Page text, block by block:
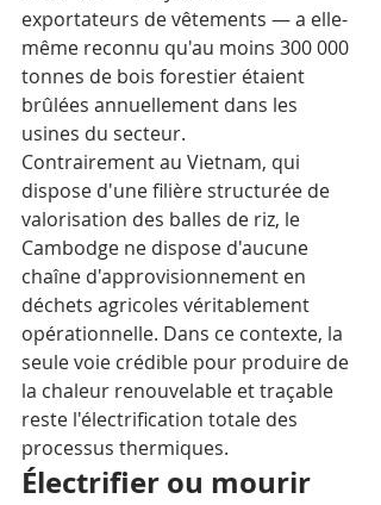
exportateurs de vêtements — a elle-
même reconnu qu'au moins 300 000
tonnes de bois forestier étaient
brûlées annuellement dans les
usines du secteur.
Contrairement au Vietnam, qui
dispose d'une filière structurée de
valorisation des balles de riz, le
Cambodge ne dispose d'aucune
chaîne d'approvisionnement en
déchets agricoles véritablement
opérationnelle. Dans ce contexte, la
seule voie crédible pour produire de
la chaleur renouvelable et traçable
reste l'électrification totale des
processus thermiques.
Électrifier ou mourir